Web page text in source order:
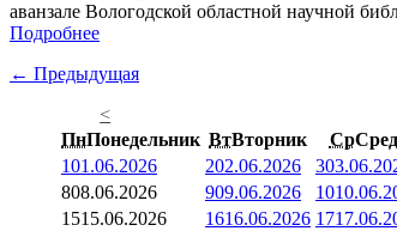
аванзале Вологодской областной научной
Подробнее
← Предыдущая
<
ПнПонедельник ВтВторник Ср
101.06.2026 202.06.2026 3
808.06.2026 909.06.2026 10
1515.06.2026 1616.06.2026 17